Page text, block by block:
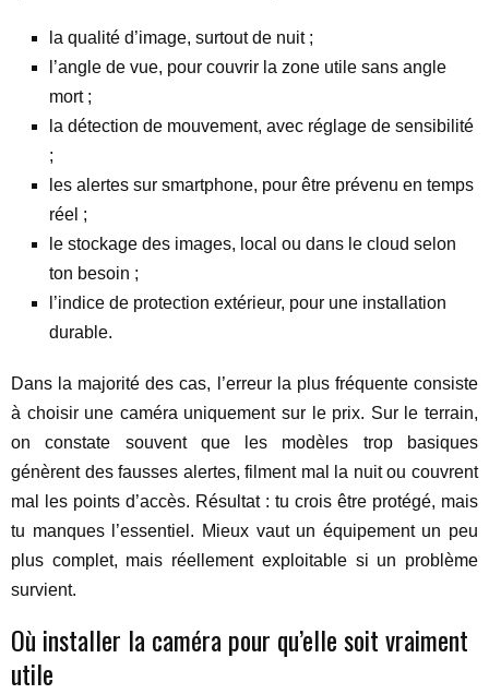
la qualité d’image, surtout de nuit ;
l’angle de vue, pour couvrir la zone utile sans angle
mort ;
la détection de mouvement, avec réglage de sensibilité
;
les alertes sur smartphone, pour être prévenu en temps
réel ;
le stockage des images, local ou dans le cloud selon
ton besoin ;
l’indice de protection extérieur, pour une installation
durable.
Dans la majorité des cas, l’erreur la plus fréquente consiste
à choisir une caméra uniquement sur le prix. Sur le terrain,
on constate souvent que les modèles trop basiques
génèrent des fausses alertes, filment mal la nuit ou couvrent
mal les points d’accès. Résultat : tu crois être protégé, mais
tu manques l’essentiel. Mieux vaut un équipement un peu
plus complet, mais réellement exploitable si un problème
survient.
Où installer la caméra pour qu’elle soit vraiment
utile